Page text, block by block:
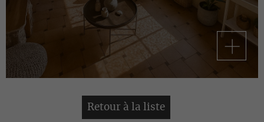
Retour à la liste